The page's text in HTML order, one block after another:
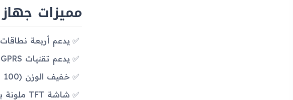
مميزات جهاز Samsung M2520 Beat Techno
يدعم أربعة نطاقات GSM (850/900/1800/1900)
يدعم تقنيات GPRS وEDGE من الفئة 10
خفيف الوزن (100 جرام)
شاشة TFT ملونة بحجم 2.2 بوصة